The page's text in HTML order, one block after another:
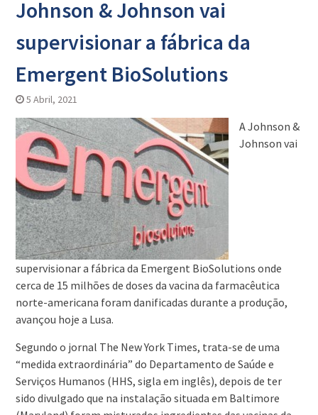
Johnson & Johnson vai
supervisionar a fábrica da
Emergent BioSolutions
5 Abril, 2021
A Johnson &
Johnson vai
supervisionar a fábrica da Emergent BioSolutions onde
cerca de 15 milhões de doses da vacina da farmacêutica
norte-americana foram danificadas durante a produção,
avançou hoje a Lusa.
Segundo o jornal The New York Times, trata-se de uma
“medida extraordinária” do Departamento de Saúde e
Serviços Humanos (HHS, sigla em inglês), depois de ter
sido divulgado que na instalação situada em Baltimore